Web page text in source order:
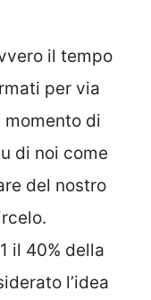
il tempo
per via
di
di noi come
del nostro
il 40% della
l’idea